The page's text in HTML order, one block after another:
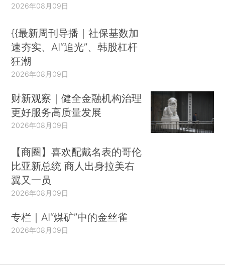
2026年08月09日
{{最新周刊导播｜社保基数加
速夯实、AI“追光”、韩股杠杆
狂潮
2026年08月09日
财新观察｜健全金融机构治理
更好服务高质量发展
2026年08月09日
【商圈】喜欢配戴名表的哥伦
比亚新总统 商人出身拉美右
翼又一员
2026年08月09日
专栏｜AI“煤矿”中的金丝雀
2026年08月09日